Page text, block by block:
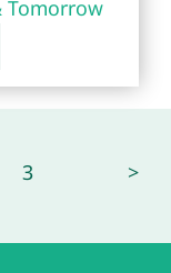
Tomorrow
3 >